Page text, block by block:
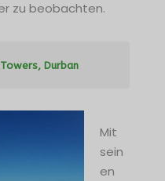
zu beobachten.
Durban
Mit
sein
en